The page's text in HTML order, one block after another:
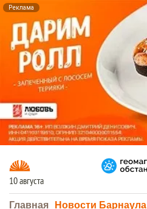
Реклама
10 августа
Главная Новости Барнаула